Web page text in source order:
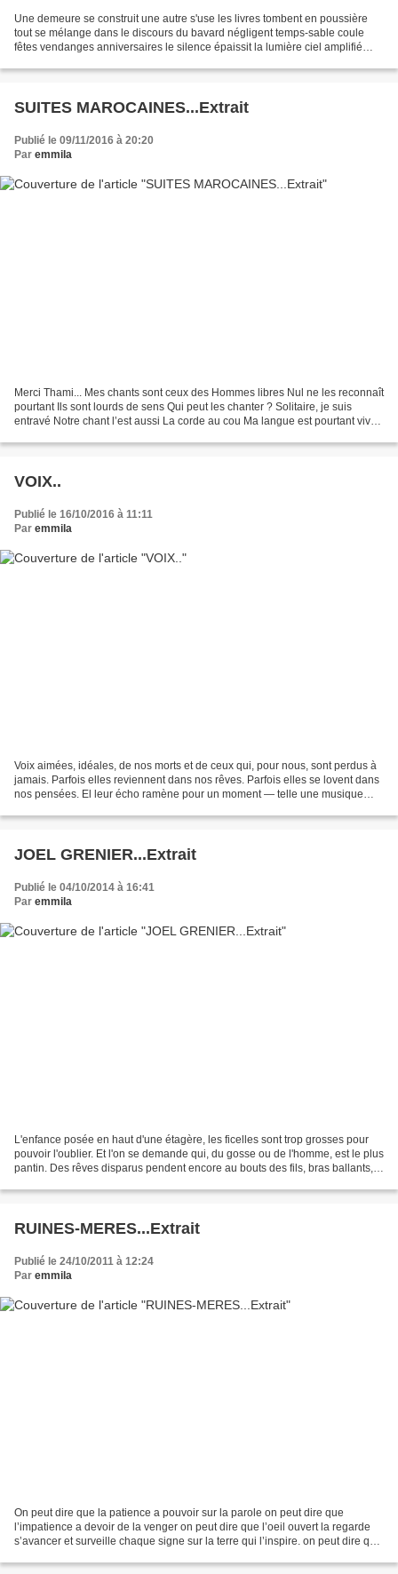
Une demeure se construit une autre s'use les livres tombent en poussière
tout se mélange dans le discours du bavard négligent temps-sable coule
fêtes vendanges anniversaires le silence épaissit la lumière ciel amplifié
SUITES MAROCAINES...Extrait
Publié le 09/11/2016 à 20:20
Par emmila
Merci Thami... Mes chants sont ceux des Hommes libres Nul ne les reconnaît
pourtant Ils sont lourds de sens Qui peut les chanter ? Solitaire, je suis
entravé Notre chant l’est aussi La corde au cou Ma langue est pourtant vive
VOIX..
Publié le 16/10/2016 à 11:11
Par emmila
Voix aimées, idéales, de nos morts et de ceux qui, pour nous, sont perdus à
jamais. Parfois elles reviennent dans nos rêves. Parfois elles se lovent dans
nos pensées. El leur écho ramène pour un moment — telle une musique
JOEL GRENIER...Extrait
Publié le 04/10/2014 à 16:41
Par emmila
L'enfance posée en haut d'une étagère, les ficelles sont trop grosses pour
pouvoir l'oublier. Et l'on se demande qui, du gosse ou de l'homme, est le plus
pantin. Des rêves disparus pendent encore au bouts des fils, bras ballants,
RUINES-MERES...Extrait
Publié le 24/10/2011 à 12:24
Par emmila
On peut dire que la patience a pouvoir sur la parole on peut dire que
l’impatience a devoir de la venger on peut dire que l’oeil ouvert la regarde
s’avancer et surveille chaque signe sur la terre qui l’inspire. on peut dire que